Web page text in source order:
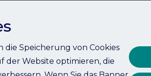
die Speicherung von Cookies
der Website optimieren, die